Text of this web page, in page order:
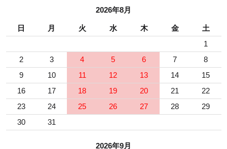
2026年8月
日 月 火 水 木 金
土
1
2
3 4 5 6 7
8
9
10 11 12 13 14
15
16
17 18 19 20 21
22
23
24 25 26 27 28
29
30
31
2026年9月